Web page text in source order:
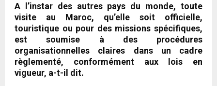
A l’instar des autres pays du monde, toute
visite au Maroc, qu’elle soit officielle,
touristique ou pour des missions spécifiques,
est soumise à des procédures
organisationnelles claires dans un cadre
règlementé, conformément aux lois en
vigueur, a-t-il dit.